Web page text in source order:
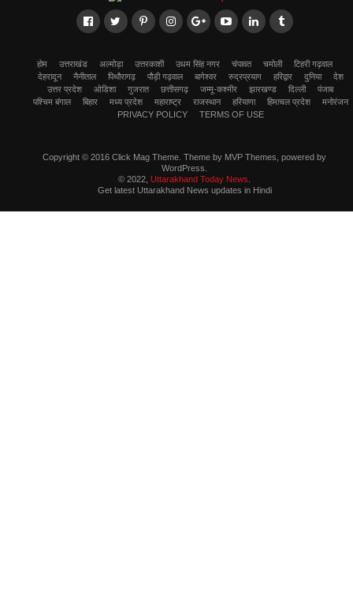
होम उत्तराखंड अल्मोड़ा उत्तरकाशी उधम सिंह नगर चंपावत चमोली
टिहरी गढ़वाल
देहरादून
नैनीताल पिथौरागढ़ पौड़ी गढ़वाल बागेश्वर रुद्रप्रयाग हरिद्वार दुनिया
देश
उत्तर प्रदेश
ओडिशा गुजरात छत्तीसगढ़ जम्मू-कश्मीर झारखण्ड दिल्ली
पंजाब
पश्चिम बंगाल
बिहार मध्य प्रदेश महाराष्ट्र राजस्थान हरियाणा हिमाचल प्रदेश
मनोरंजन
PRIVACY POLICY
TERMS OF USE
Copyright © 2016 Click Mag Theme. Theme by MVP Themes, powered by
WordPress.
© 2022, Uttarakhand Today News
Get latest Uttarakhand News updates in Hindi